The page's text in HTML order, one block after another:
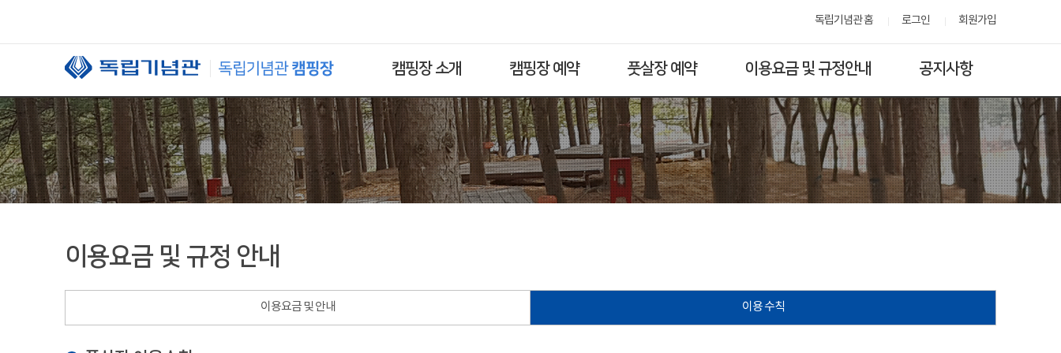
독립기념관 홈 로그인 회원가입
캠핑장 소개 캠핑장 예약 풋살장 예약 이용요금 및 규정안내 공지사항
이용요금 및 규정 안내
이용요금 및 안내 이용 수칙